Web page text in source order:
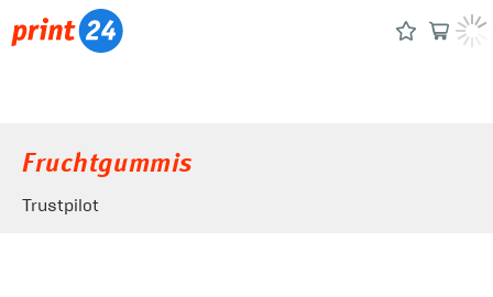
Fruchtgummis
Trustpilot